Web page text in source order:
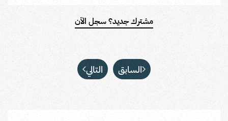
مشترك جديد؟ سجل الآن
السابق التالي